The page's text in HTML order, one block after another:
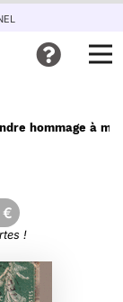
hommage à
€
!